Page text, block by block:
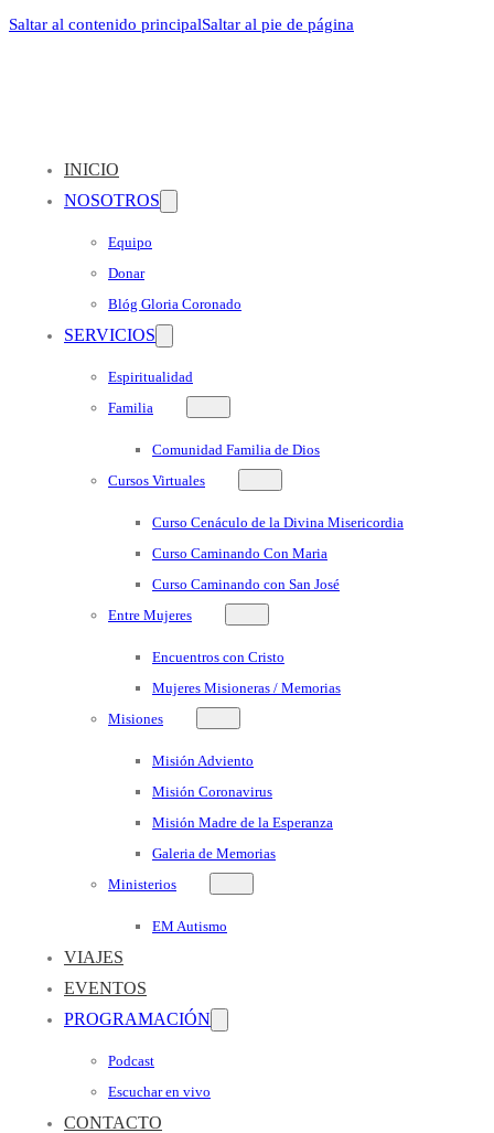
Saltar al contenido principalSaltar al pie de página
INICIO
NOSOTROS
Equipo
Donar
Blóg Gloria Coronado
SERVICIOS
Espiritualidad
Familia
Comunidad Familia de Dios
Cursos Virtuales
Curso Cenáculo de la Divina Misericordia
Curso Caminando Con Maria
Curso Caminando con San José
Entre Mujeres
Encuentros con Cristo
Mujeres Misioneras / Memorias
Misiones
Misión Adviento
Misión Coronavirus
Misión Madre de la Esperanza
Galeria de Memorias
Ministerios
EM Autismo
VIAJES
EVENTOS
PROGRAMACIÓN
Podcast
Escuchar en vivo
CONTACTO